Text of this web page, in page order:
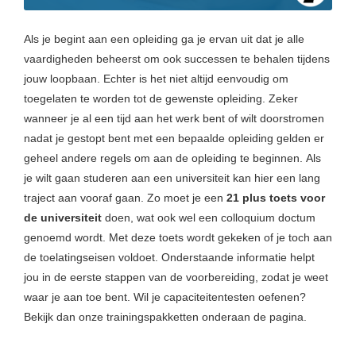
Als je begint aan een opleiding ga je ervan uit dat je alle
vaardigheden beheerst om ook successen te behalen tijdens
jouw loopbaan. Echter is het niet altijd eenvoudig om
toegelaten te worden tot de gewenste opleiding. Zeker
wanneer je al een tijd aan het werk bent of wilt doorstromen
nadat je gestopt bent met een bepaalde opleiding gelden er
geheel andere regels om aan de opleiding te beginnen. Als
je wilt gaan studeren aan een universiteit kan hier een lang
traject aan vooraf gaan. Zo moet je een 21 plus toets voor
de universiteit doen, wat ook wel een colloquium doctum
genoemd wordt. Met deze toets wordt gekeken of je toch aan
de toelatingseisen voldoet. Onderstaande informatie helpt
jou in de eerste stappen van de voorbereiding, zodat je weet
waar je aan toe bent. Wil je capaciteitentesten oefenen?
Bekijk dan onze trainingspakketten onderaan de pagina.